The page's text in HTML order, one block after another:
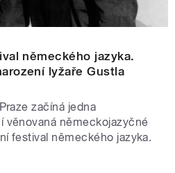
německého jazyka.
lyžaře Gustla
začíná jedna
věnovaná německojazyčné
festival německého jazyka.